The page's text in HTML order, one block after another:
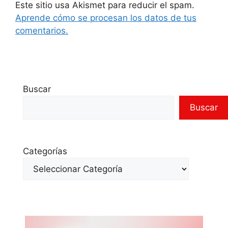
Este sitio usa Akismet para reducir el spam.
Aprende cómo se procesan los datos de tus
comentarios.
Buscar
Buscar
Categorías